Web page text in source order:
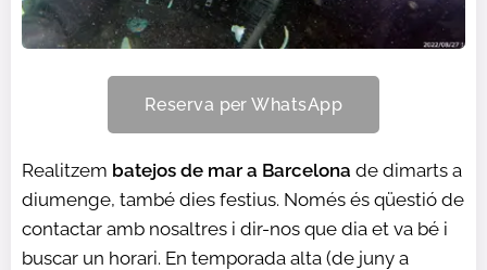
Reserva per WhatsApp
Realitzem batejos de mar a Barcelona de dimarts a
diumenge, també dies festius. Només és qüestió de
contactar amb nosaltres i dir-nos que dia et va bé i
buscar un horari. En temporada alta (de juny a